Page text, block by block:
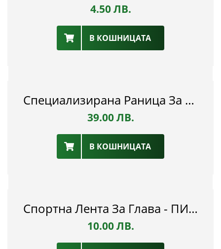
4.50ЛВ.
В КОШНИЦАТА
Специализирана Раница За Спортна Екипировка - ФК ПИРИН
39.00ЛВ.
В КОШНИЦАТА
Спортна Лента За Глава - ПИРИН 1922
10.00ЛВ.